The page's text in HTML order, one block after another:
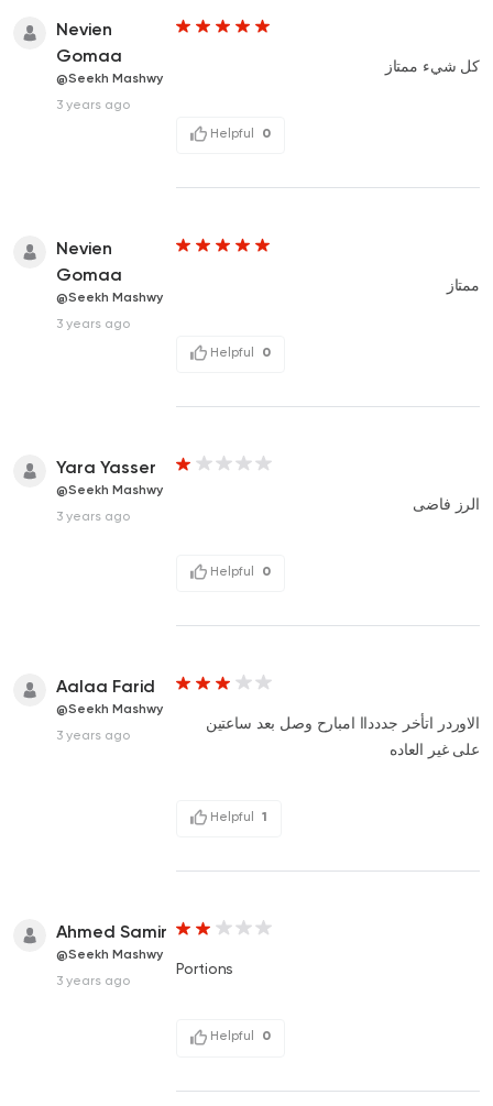
Nevien
Gomaa
@Seekh Mashwy
3 years ago
كل شيء ممتاز
Helpful 0
Nevien
Gomaa
@Seekh Mashwy
3 years ago
ممتاز
Helpful 0
Yara Yasser
@Seekh Mashwy
3 years ago
الرز فاضى
Helpful 0
Aalaa Farid
@Seekh Mashwy
3 years ago
الاوردر اتأخر جددداا امبارح وصل بعد ساعتين
على غير العاده
Helpful 1
Ahmed Samir
@Seekh Mashwy
3 years ago
Portions
Helpful 0